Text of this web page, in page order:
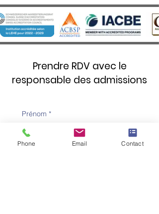
Prendre RDV avec le
responsable des admissions
Prénom *
Nom de famille *
Phone Email Contact